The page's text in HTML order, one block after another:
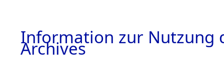
Information zur Nutzung
Archives